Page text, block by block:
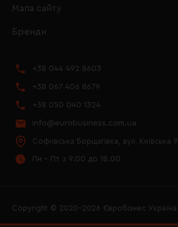
Мапа сайту
Бренди
+38 044 492 8603
+38 067 406 8679
+38 050 040 1324
info@eurobusiness.com.ua
Софіївська Борщагівка, вул. Київська
Пн - Пт з 9.00 до 18.00
Copyright © 2020–2026 Євробізнес Україна